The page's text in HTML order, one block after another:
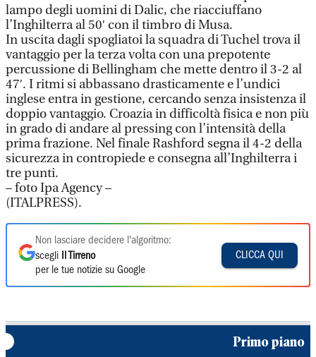
lampo degli uomini di Dalic, che riacciuffano
l’Inghilterra al 50′ con il timbro di Musa.
In uscita dagli spogliatoi la squadra di Tuchel trova il
vantaggio per la terza volta con una prepotente
percussione di Bellingham che mette dentro il 3-2 al
47′. I ritmi si abbassano drasticamente e l’undici
inglese entra in gestione, cercando senza insistenza il
doppio vantaggio. Croazia in difficoltà fisica e non più
in grado di andare al pressing con l’intensità della
prima frazione. Nel finale Rashford segna il 4-2 della
sicurezza in contropiede e consegna all’Inghilterra i
tre punti.
– foto Ipa Agency –
(ITALPRESS).
Non lasciare decidere l'algoritmo:
scegli
Il Tirreno
per le tue notizie su Google
CLICCA QUI
Primo piano